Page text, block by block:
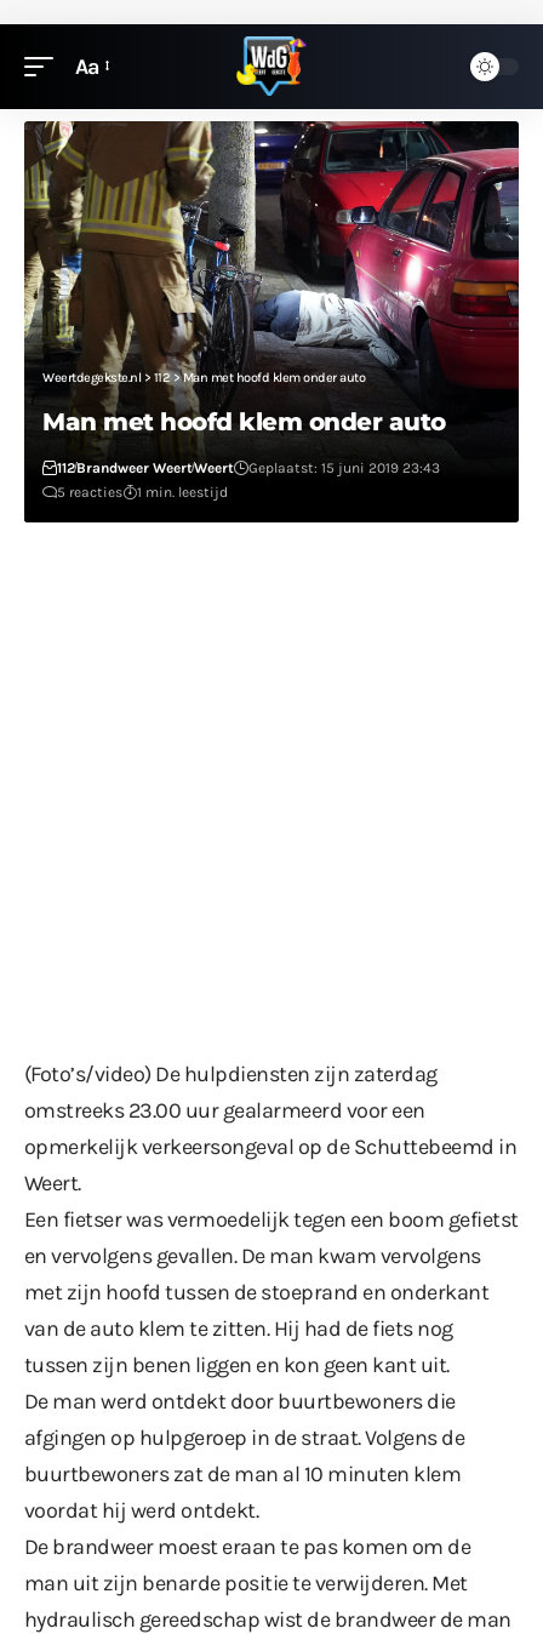
Aa
Weertdegekste.nl> 112>Man met hoofd klem onder auto
Man met hoofd klem onder auto
112Brandweer WeertWeert
Geplaatst: 15 juni 2019 23:43
5 reacties
1 min. leestijd
(Foto’s/video) De hulpdiensten zijn zaterdag
omstreeks 23.00 uur gealarmeerd voor een
opmerkelijk verkeersongeval op de Schuttebeemd in
Weert.
Een fietser was vermoedelijk tegen een boom gefietst
en vervolgens gevallen. De man kwam vervolgens
met zijn hoofd tussen de stoeprand en onderkant
van de auto klem te zitten. Hij had de fiets nog
tussen zijn benen liggen en kon geen kant uit.
De man werd ontdekt door buurtbewoners die
afgingen op hulpgeroep in de straat. Volgens de
buurtbewoners zat de man al 10 minuten klem
voordat hij werd ontdekt.
De brandweer moest eraan te pas komen om de
man uit zijn benarde positie te verwijderen. Met
hydraulisch gereedschap wist de brandweer de man